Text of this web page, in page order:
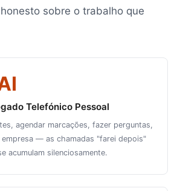
sobre o trabalho que
Telefónico Pessoal
agendar marcações, fazer perguntas,
empresa — as chamadas "farei depois"
acumulam silenciosamente.